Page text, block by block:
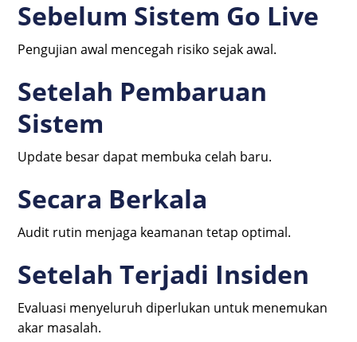
Sebelum Sistem Go Live
Pengujian awal mencegah risiko sejak awal.
Setelah Pembaruan
Sistem
Update besar dapat membuka celah baru.
Secara Berkala
Audit rutin menjaga keamanan tetap optimal.
Setelah Terjadi Insiden
Evaluasi menyeluruh diperlukan untuk menemukan
akar masalah.